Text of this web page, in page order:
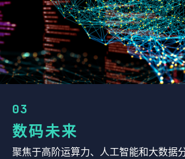
03
数码未来
聚焦于高阶运算力、人工智能和大数据